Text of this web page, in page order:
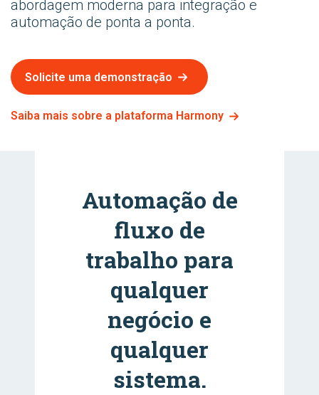
abordagem moderna para integração e
automação de ponta a ponta.
Solicite uma demonstração
Saiba mais sobre a plataforma Harmony
Automação de
fluxo de
trabalho para
qualquer
negócio e
qualquer
sistema.